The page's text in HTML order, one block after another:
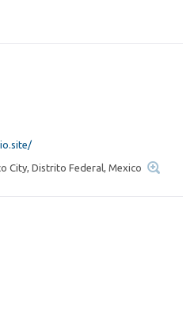
City, Distrito Federal, Mexico